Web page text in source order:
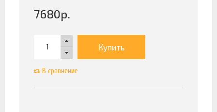
7680р.
Купить
В сравнение